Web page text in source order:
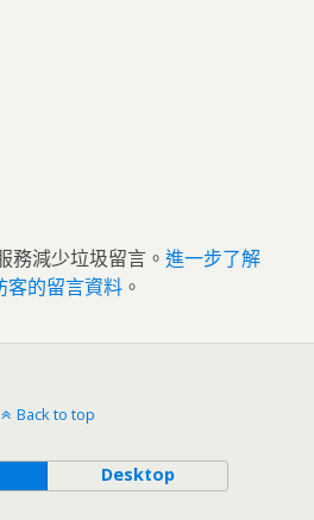
務減少垃圾留言。 進一步了解
客的留言資料 。
Back to top
Desktop